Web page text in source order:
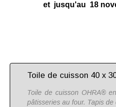
et jusqu'au 18
Toile de cuisson 40 x
Toile de cuisson OHRA®
pâtisseries au four. Tapis